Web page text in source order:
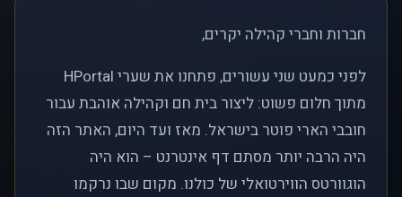
חברות וחברי קהילה יקרים,
לפני כמעט שני עשורים, פתחנו את שערי HPortal
מתוך חלום פשוט: ליצור בית חם וקהילה אוהבת עבור
חובבי הארי פוטר בישראל. מאז ועד היום, האתר הזה
היה הרבה יותר מסתם דף אינטרנט – הוא היה
הוגוורטס הווירטואלי של כולנו. מקום שבו נרקמו